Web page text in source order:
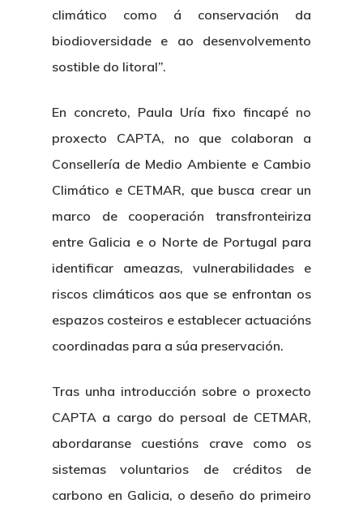
climático como á conservación da
biodioversidade e ao desenvolvemento
sostible do litoral”.
En concreto, Paula Uría fixo fincapé no
proxecto CAPTA, no que colaboran a
Consellería de Medio Ambiente e Cambio
Climático e CETMAR, que busca crear un
marco de cooperación transfronteiriza
entre Galicia e o Norte de Portugal para
identificar ameazas, vulnerabilidades e
riscos climáticos aos que se enfrontan os
espazos costeiros e establecer actuacións
coordinadas para a súa preservación.
Tras unha introducción sobre o proxecto
CAPTA a cargo do persoal de CETMAR,
abordaranse cuestións crave como os
sistemas voluntarios de créditos de
carbono en Galicia, o deseño do primeiro